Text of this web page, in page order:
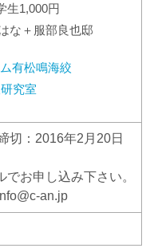
生1,000円
な＋服部良也邸
有松鳴海絞
究室
切：2016年2月20日
お申し込み下さい。
an.jp